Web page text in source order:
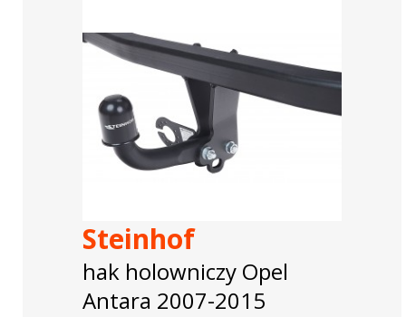
Steinhof
hak holowniczy Opel
Antara 2007-2015